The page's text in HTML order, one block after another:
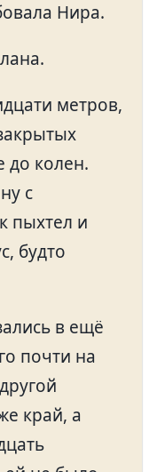
Нира.
метров,
до колен.
с
пыхтел и
будто
в ещё
почти на
край, а